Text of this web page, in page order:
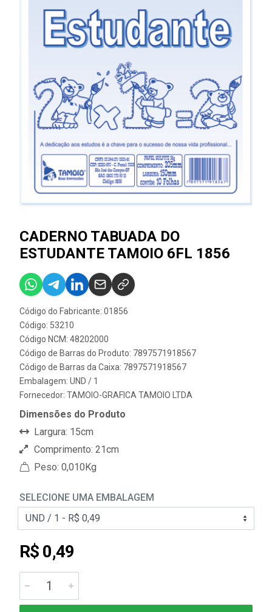
CADERNO TABUADA DO
ESTUDANTE TAMOIO 6FL 1856
Código do Fabricante: 01856
Código: 53210
Código NCM: 48202000
Código de Barras do Produto: 7897571918567
Código de Barras da Caixa: 7897571918567
Embalagem: UND / 1
Fornecedor: TAMOIO-GRAFICA TAMOIO LTDA
Dimensões do Produto
Largura: 15cm
Comprimento: 21cm
Peso: 0,010Kg
SELECIONE UMA EMBALAGEM
R$ 0,49